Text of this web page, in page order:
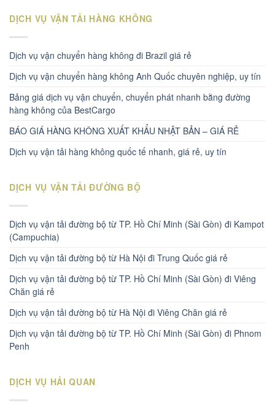
DỊCH VỤ VẬN TẢI HÀNG KHÔNG
Dịch vụ vận chuyển hàng không đi Brazil giá rẻ
Dịch vụ vận chuyển hàng không Anh Quốc chuyên nghiệp, uy tín
Bảng giá dịch vụ vận chuyển, chuyển phát nhanh bằng đường
hàng không của BestCargo
BÁO GIÁ HÀNG KHÔNG XUẤT KHẨU NHẬT BẢN – GIÁ RẺ
Dịch vụ vận tải hàng không quốc tế nhanh, giá rẻ, uy tín
DỊCH VỤ VẬN TẢI ĐƯỜNG BỘ
Dịch vụ vận tải đường bộ từ TP. Hồ Chí Minh (Sài Gòn) đi Kampot
(Campuchia)
Dịch vụ vận tải đường bộ từ Hà Nội đi Trung Quốc giá rẻ
Dịch vụ vận tải đường bộ từ TP. Hồ Chí Minh (Sài Gòn) đi Viêng
Chăn giá rẻ
Dịch vụ vận tải đường bộ từ Hà Nội đi Viêng Chăn giá rẻ
Dịch vụ vận tải đường bộ từ TP. Hồ Chí Minh (Sài Gòn) đi Phnom
Penh
DỊCH VỤ HẢI QUAN